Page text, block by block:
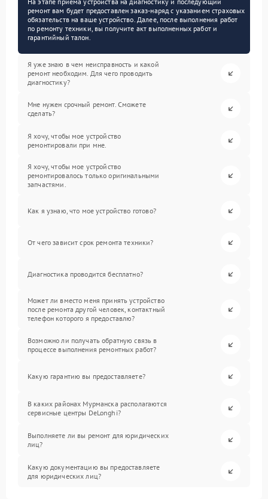
ремонт вам будет предоставлен заказ-наряд с указанием страховых
обязательств на ваше устройство. Далее, после выполнения работ
по ремонту техники, вы получите акт выполненных работ и
гарантийный талон.
Я уже знаю в чем неисправность и какой
ремонт необходим. Для чего проводить
диагностику?
Мне нужен срочный ремонт. Сможете
сделать?
Я хочу, чтобы мое устройство
ремонтировали при мне.
Я хочу, чтобы мое устройство
ремонтировалось только оригинальными
запчастями.
Как я узнаю, что мое устройство готово?
От чего зависит срок ремонта техники?
Диагностика проводится бесплатно?
Может ли вместо меня принять устройство
после ремонта другой человек, контактный
телефон которого я предоставлю?
Возможно ли получать обратную связь в
процессе выполнения ремонтных работ?
Какую гарантию вы предоставляете?
В каких районах Мурманска располагаются
сервисные центры DeLonghi?
Выполняете ли вы ремонт для юридических
лиц?
Какую документацию вы предоставляете
для юридических лиц?